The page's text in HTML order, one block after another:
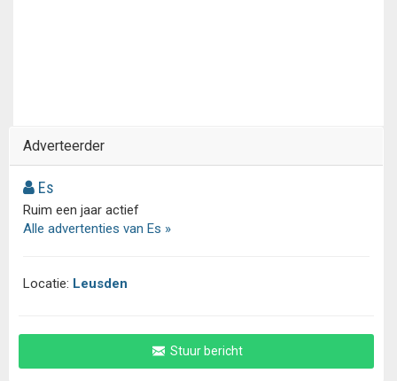
Adverteerder
Es
Ruim een jaar actief
Alle advertenties van Es »
Locatie: Leusden
Stuur bericht